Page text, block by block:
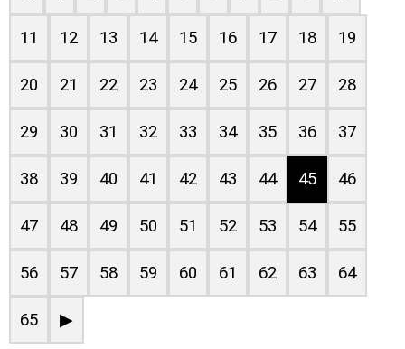
11 12 13 14 15 16 17 18 19
20 21 22 23 24 25 26 27 28
29 30 31 32 33 34 35 36 37
38 39 40 41 42 43 44 45 46
47 48 49 50 51 52 53 54 55
56 57 58 59 60 61 62 63 64
65 ▶